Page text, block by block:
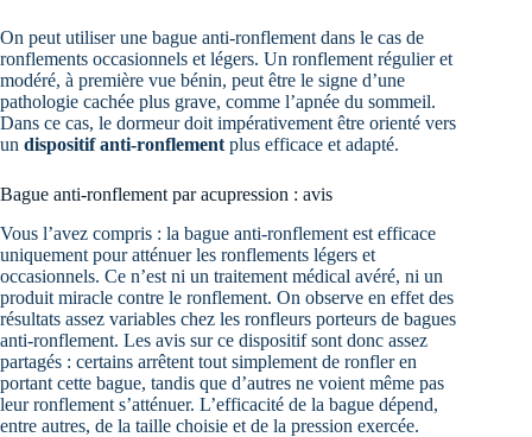
On peut utiliser une bague anti-ronflement dans le cas de
ronflements occasionnels et légers. Un ronflement régulier et
modéré, à première vue bénin, peut être le signe d’une
pathologie cachée plus grave, comme l’apnée du sommeil.
Dans ce cas, le dormeur doit impérativement être orienté vers
un dispositif anti-ronflement plus efficace et adapté.
Bague anti-ronflement par acupression : avis
Vous l’avez compris : la bague anti-ronflement est efficace
uniquement pour atténuer les ronflements légers et
occasionnels. Ce n’est ni un traitement médical avéré, ni un
produit miracle contre le ronflement. On observe en effet des
résultats assez variables chez les ronfleurs porteurs de bagues
anti-ronflement. Les avis sur ce dispositif sont donc assez
partagés : certains arrêtent tout simplement de ronfler en
portant cette bague, tandis que d’autres ne voient même pas
leur ronflement s’atténuer. L’efficacité de la bague dépend,
entre autres, de la taille choisie et de la pression exercée.